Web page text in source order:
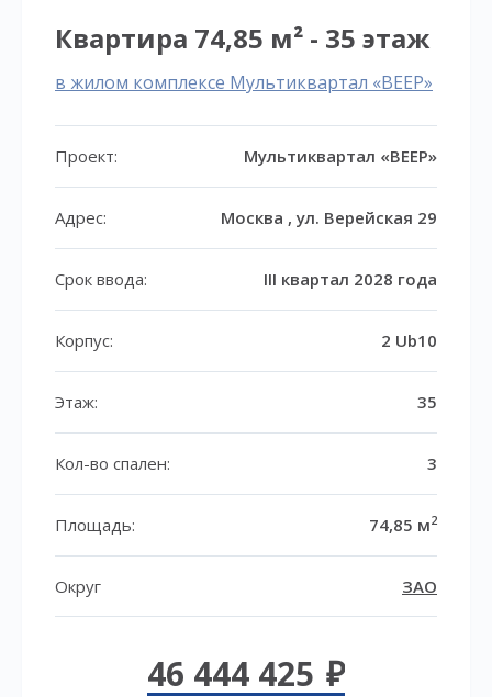
Квартира 74,85 м² - 35 этаж
в жилом комплексе Мультиквартал «ВЕЕР»
Проект: Мультиквартал «ВЕЕР»
Адрес: Москва , ул. Верейская 29
Срок ввода: III квартал 2028 года
Корпус: 2 Ub10
Этаж: 35
Кол-во спален: 3
Площадь: 74,85 м2
Округ ЗАО
46 444 425